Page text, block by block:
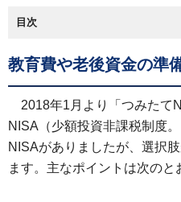
目次
教育費や老後資金の準
2018年1月より「つみたて
NISA（少額投資非課税制度
NISAがありましたが、選択
ます。主なポイントは次のと